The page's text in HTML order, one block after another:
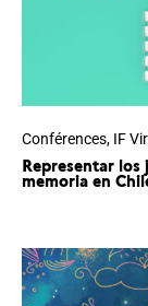
Conférences, IF
Representar
memoria en